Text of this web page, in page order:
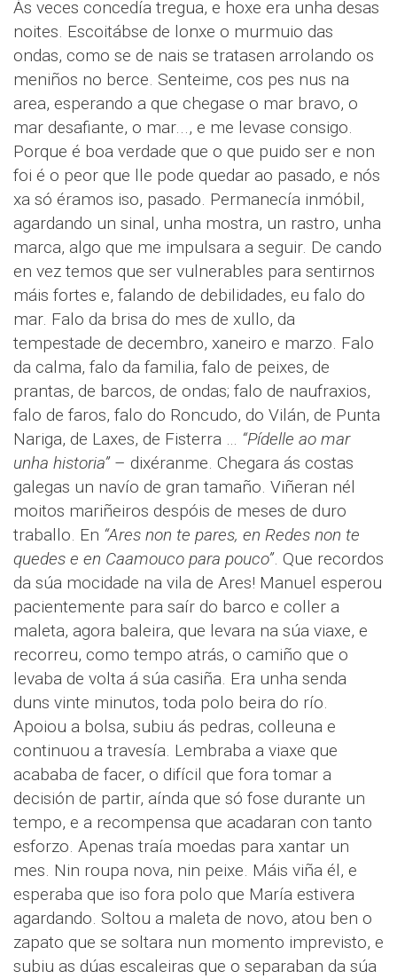
Ás veces concedía tregua, e hoxe era unha desas
noites. Escoitábse de lonxe o murmuio das
ondas, como se de nais se tratasen arrolando os
meniños no berce. Senteime, cos pes nus na
area, esperando a que chegase o mar bravo, o
mar desafiante, o mar..., e me levase consigo.
Porque é boa verdade que o que puido ser e non
foi é o peor que lle pode quedar ao pasado, e nós
xa só éramos iso, pasado. Permanecía inmóbil,
agardando un sinal, unha mostra, un rastro, unha
marca, algo que me impulsara a seguir. De cando
en vez temos que ser vulnerables para sentirnos
máis fortes e, falando de debilidades, eu falo do
mar. Falo da brisa do mes de xullo, da
tempestade de decembro, xaneiro e marzo. Falo
da calma, falo da familia, falo de peixes, de
prantas, de barcos, de ondas; falo de naufraxios,
falo de faros, falo do Roncudo, do Vilán, de Punta
Nariga, de Laxes, de Fisterra … “Pídelle ao mar
unha historia”– dixéranme. Chegara ás costas
galegas un navío de gran tamaño. Viñeran nél
moitos mariñeiros despóis de meses de duro
traballo. En “Ares non te pares, en Redes non te
quedes e en Caamouco para pouco”. Que recordos
da súa mocidade na vila de Ares! Manuel esperou
pacientemente para saír do barco e coller a
maleta, agora baleira, que levara na súa viaxe, e
recorreu, como tempo atrás, o camiño que o
levaba de volta á súa casiña. Era unha senda
duns vinte minutos, toda polo beira do río.
Apoiou a bolsa, subiu ás pedras, colleuna e
continuou a travesía. Lembraba a viaxe que
acababa de facer, o difícil que fora tomar a
decisión de partir, aínda que só fose durante un
tempo, e a recompensa que acadaran con tanto
esforzo. Apenas traía moedas para xantar un
mes. Nin roupa nova, nin peixe. Máis viña él, e
esperaba que iso fora polo que María estivera
agardando. Soltou a maleta de novo, atou ben o
zapato que se soltara nun momento imprevisto, e
subiu as dúas escaleiras que o separaban da súa